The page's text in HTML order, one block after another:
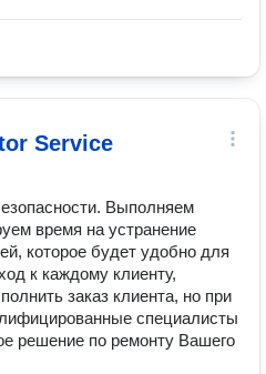
Service
Выполняем
время на устранение
которое будет удобно для
к каждому клиенту,
заказ клиента, но при
специалисты
решение по ремонту Вашего